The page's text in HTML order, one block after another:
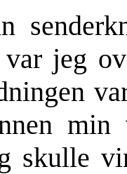
var jeg
skulle